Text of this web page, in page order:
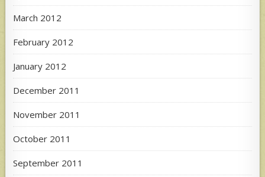
March 2012
February 2012
January 2012
December 2011
November 2011
October 2011
September 2011